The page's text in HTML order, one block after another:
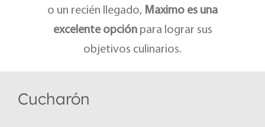
o un recién llegado, Maximo es una
excelente opciónpara lograr sus
objetivos culinarios.
Cucharón